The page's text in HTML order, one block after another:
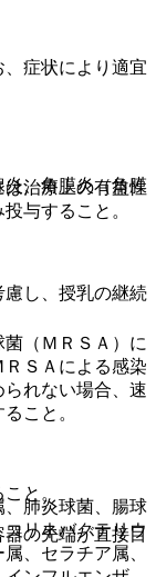
治療上の有益性
与すること。
し、授乳の継続
と。
の先端が直接目
症状により適宜
、角膜炎（角膜
（ＭＲＳＡ）に
ＳＡによる感染
れない場合、速
こと。
肺炎球菌、腸球
リネバクテリウ
、セラチア属、